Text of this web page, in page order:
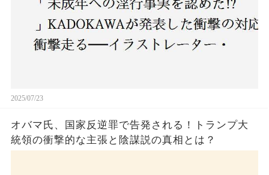
2025/07/23
オバマ氏、国家反逆罪で告発される！トランプ大
統領の衝撃的な主張と陰謀説の真相とは？